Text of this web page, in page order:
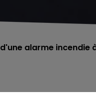
alarme incendie